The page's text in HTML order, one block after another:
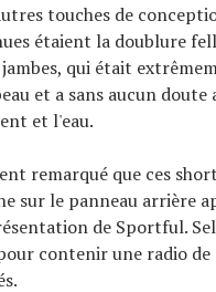
touches de
étaient la doublure
qui était
et a sans aucun
et l'eau.
remarqué que ces
sur le panneau arrière
de Sportful.
contenir une radio de